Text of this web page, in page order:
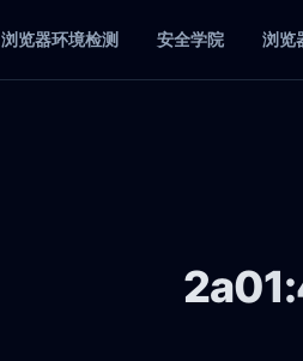
浏览器环境检测 安全学院 浏览